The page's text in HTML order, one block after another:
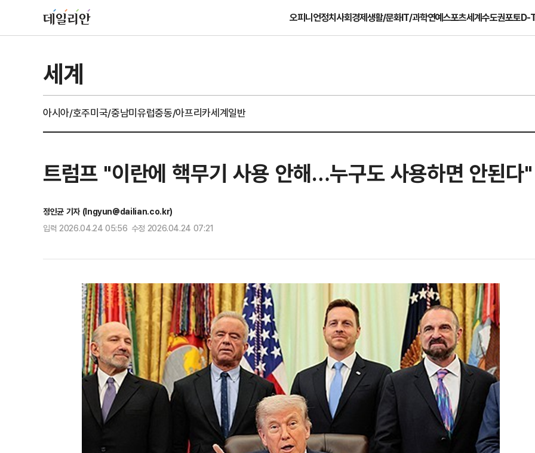
오피니언정치사회경제생활/문화IT/과학연예스포츠세계수도권포토D-
세계
아시아/호주미국/중남미유럽중동/아프리카세계일반
트럼프 "이란에 핵무기 사용 안해…누구도 사용하면 안된다"
정인균 기자 (Ingyun@dailian.co.kr)
입력 2026.04.24 05:56 수정 2026.04.24 07:21